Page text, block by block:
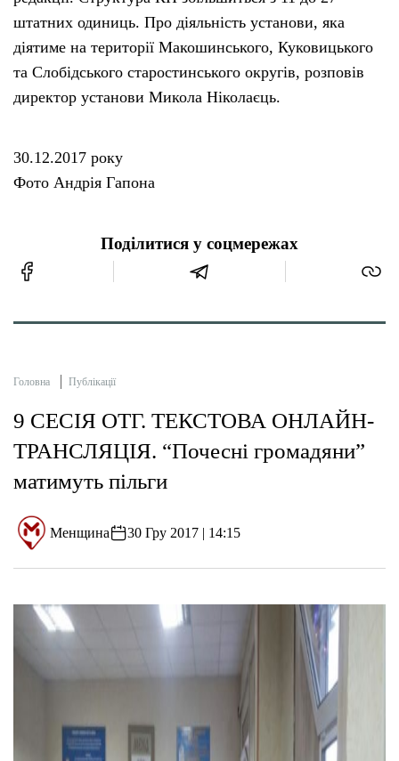
штатних одиниць. Про діяльність установи, яка
діятиме на території Макошинського, Куковицького
та Слобідського старостинського округів, розповів
директор установи Микола Ніколаєць.
30.12.2017 року
Фото Андрія Гапона
Поділитися у соцмережах
Головна Публікації
9 СЕСІЯ ОТГ. ТЕКСТОВА ОНЛАЙН-
ТРАНСЛЯЦІЯ. “Почесні громадяни”
матимуть пільги
Менщина 30 Гру 2017 | 14:15